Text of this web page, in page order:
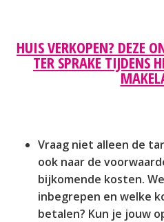
HUIS VERKOPEN? DEZE
TER SPRAKE TIJDENS
Vraag niet alleen de
ook naar de
bijkomende kosten.
inbegrepen en welke
betalen? Kun je jouw